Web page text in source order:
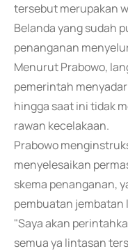
tersebut merupakan
Belanda yang sudah
penanganan
Menurut Prabowo,
pemerintah
hingga saat ini tidak
rawan kecelakaan.
Prabowo
menyelesaikan
skema penanganan,
pembuatan jembatan
"Saya akan
semua ya lintasan